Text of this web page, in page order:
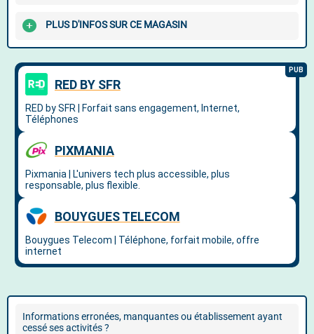
PLUS D'INFOS SUR CE MAGASIN
Informations erronées, manquantes ou établissement ayant
cessé ses activités ?